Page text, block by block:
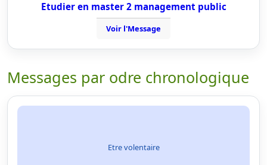
Etudier en master 2 management public
Voir l'Message
Messages par odre chronologique
Etre volentaire